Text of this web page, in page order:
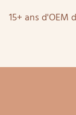
15+ ans